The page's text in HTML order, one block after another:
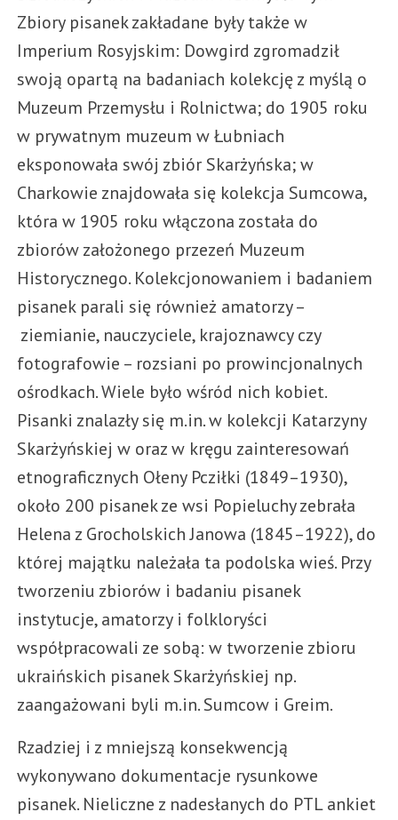
Zbiory pisanek zakładane były także w
Imperium Rosyjskim: Dowgird zgromadził
swoją opartą na badaniach kolekcję z myślą o
Muzeum Przemysłu i Rolnictwa; do 1905 roku
w prywatnym muzeum w Łubniach
eksponowała swój zbiór Skarżyńska; w
Charkowie znajdowała się kolekcja Sumcowa,
która w 1905 roku włączona została do
zbiorów założonego przezeń Muzeum
Historycznego. Kolekcjonowaniem i badaniem
pisanek parali się również amatorzy –
ziemianie, nauczyciele, krajoznawcy czy
fotografowie – rozsiani po prowincjonalnych
ośrodkach. Wiele było wśród nich kobiet.
Pisanki znalazły się m.in. w kolekcji Katarzyny
Skarżyńskiej w oraz w kręgu zainteresowań
etnograficznych Ołeny Pcziłki (1849–1930),
około 200 pisanek ze wsi Popieluchy zebrała
Helena z Grocholskich Janowa (1845–1922), do
której majątku należała ta podolska wieś. Przy
tworzeniu zbiorów i badaniu pisanek
instytucje, amatorzy i folkloryści
współpracowali ze sobą: w tworzenie zbioru
ukraińskich pisanek Skarżyńskiej np.
zaangażowani byli m.in. Sumcow i Greim.
Rzadziej i z mniejszą konsekwencją
wykonywano dokumentacje rysunkowe
pisanek. Nieliczne z nadesłanych do PTL ankiet